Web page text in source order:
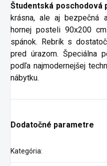
Študentská poschodová
krásna, ale aj bezpečná
hornej posteli 90x200
spánok. Rebrík s
pred úrazom. Špeciálna
podľa najmodernejšej
nábytku.
Dodatočné parametre
Kategória: